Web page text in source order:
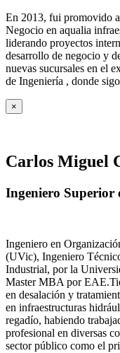
En 2013, fui promovido
Negocio en aqualia
liderando proyectos
desarrollo de negocio y
nuevas sucursales en el
de Ingeniería , donde
×
Carlos Miguel
Ingeniero Superior
Ingeniero en
(UVic), Ingeniero
Industrial, por la
Master MBA por
en desalación y
en infraestructuras
regadío, habiendo
profesional en diversas
sector público como el